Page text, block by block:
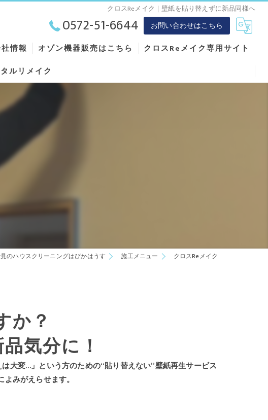
クロスReメイク｜壁紙を貼り替えずに新品同様へ
0572-51-6644 お問い合わせはこちら
情報 オゾン機器販売はこちら
クロスReメイク専用サイト
ルリメイク
のハウスクリーニングはぴかはうす 施工メニュー クロスReメイク
か？
気分に！
大変…」という方のための“貼り替えない”壁紙再生サービス
みがえらせます。